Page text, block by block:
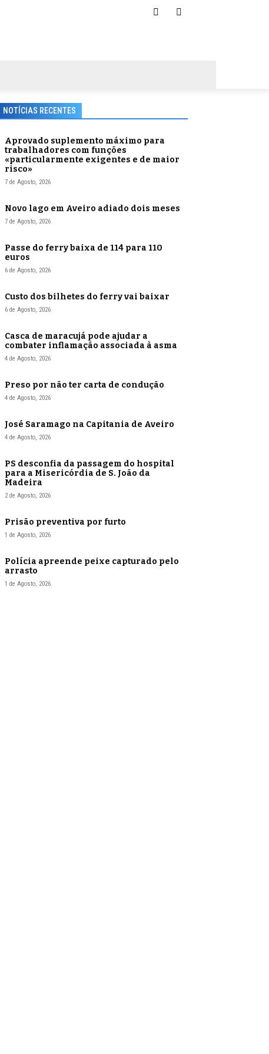
NOTÍCIAS RECENTES
Aprovado suplemento máximo para
trabalhadores com funções
«particularmente exigentes e de maior
risco»
7 de Agosto, 2026
Novo lago em Aveiro adiado dois meses
7 de Agosto, 2026
Passe do ferry baixa de 114 para 110
euros
6 de Agosto, 2026
Custo dos bilhetes do ferry vai baixar
6 de Agosto, 2026
Casca de maracujá pode ajudar a
combater inflamação associada à asma
4 de Agosto, 2026
Preso por não ter carta de condução
4 de Agosto, 2026
José Saramago na Capitania de Aveiro
4 de Agosto, 2026
PS desconfia da passagem do hospital
para a Misericórdia de S. João da
Madeira
2 de Agosto, 2026
Prisão preventiva por furto
1 de Agosto, 2026
Polícia apreende peixe capturado pelo
arrasto
1 de Agosto, 2026